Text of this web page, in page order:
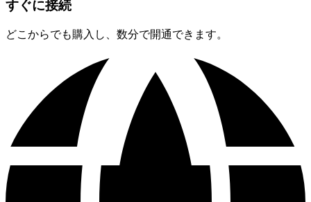
すぐに接続
どこからでも購入し、数分で開通できます。